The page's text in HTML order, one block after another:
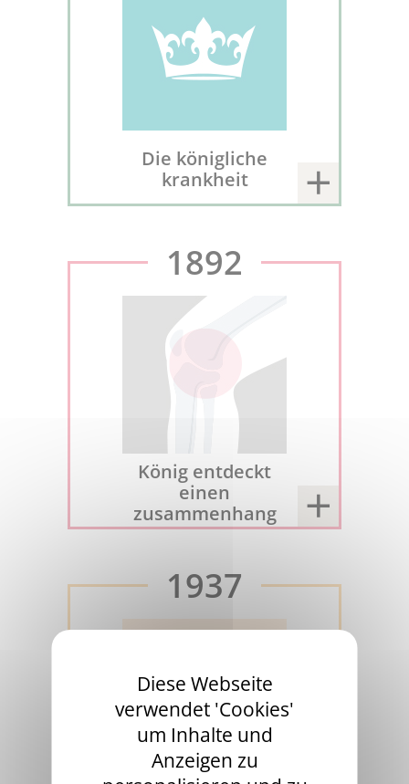
Die königliche
krankheit
1892
König entdeckt
einen
zusammenhang
1937
Diese Webseite
verwendet 'Cookies'
um Inhalte und
Anzeigen zu